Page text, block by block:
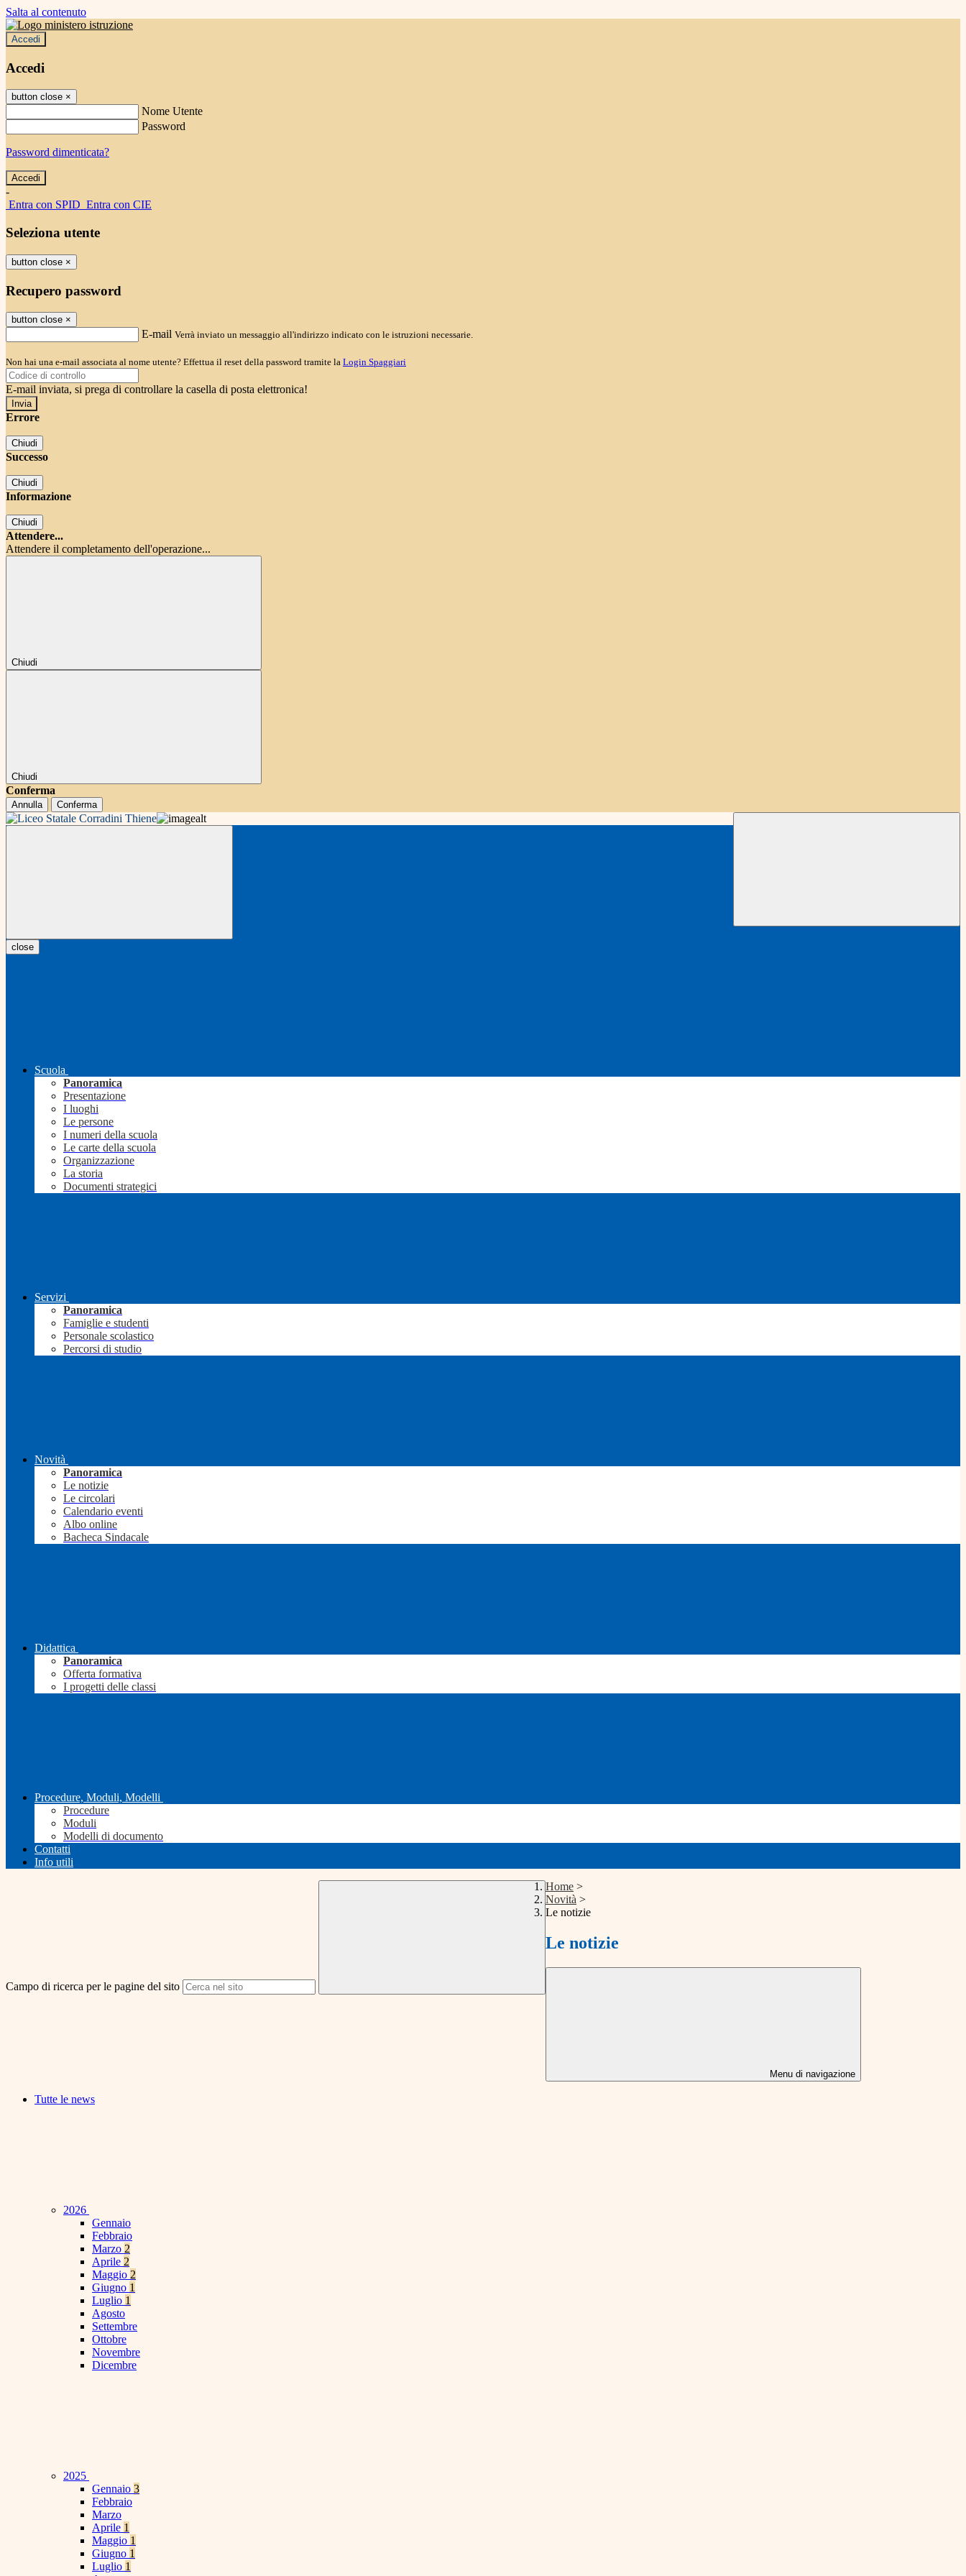
Salta al contenuto
Accedi
Accedi
button close ×
Nome Utente
Password
Password dimenticata?
-
Entra con SPID Entra con CIE
Seleziona utente
button close ×
Recupero password
button close ×
E-mail Verrà inviato un messaggio all'indirizzo indicato con le istruzioni necessarie.
Non hai una e-mail associata al nome utente? Effettua il reset della password tramite la Login Spaggiari
E-mail inviata, si prega di controllare la casella di posta elettronica!
Errore
Chiudi
Successo
Chiudi
Informazione
Chiudi
Attendere...
Attendere il completamento dell'operazione...
Chiudi
Chiudi
Conferma
Annulla Conferma
close
Scuola
Panoramica
Presentazione
I luoghi
Le persone
I numeri della scuola
Le carte della scuola
Organizzazione
La storia
Documenti strategici
Servizi
Panoramica
Famiglie e studenti
Personale scolastico
Percorsi di studio
Novità
Panoramica
Le notizie
Le circolari
Calendario eventi
Albo online
Bacheca Sindacale
Didattica
Panoramica
Offerta formativa
I progetti delle classi
Procedure, Moduli, Modelli
Procedure
Moduli
Modelli di documento
Contatti
Info utili
Campo di ricerca per le pagine del sito
Home >
Novità >
Le notizie
Le notizie
Menu di navigazione
Tutte le news
2026
Gennaio
Febbraio
Marzo 2
Aprile 2
Maggio 2
Giugno 1
Luglio 1
Agosto
Settembre
Ottobre
Novembre
Dicembre
2025
Gennaio 3
Febbraio
Marzo
Aprile 1
Maggio 1
Giugno 1
Luglio 1